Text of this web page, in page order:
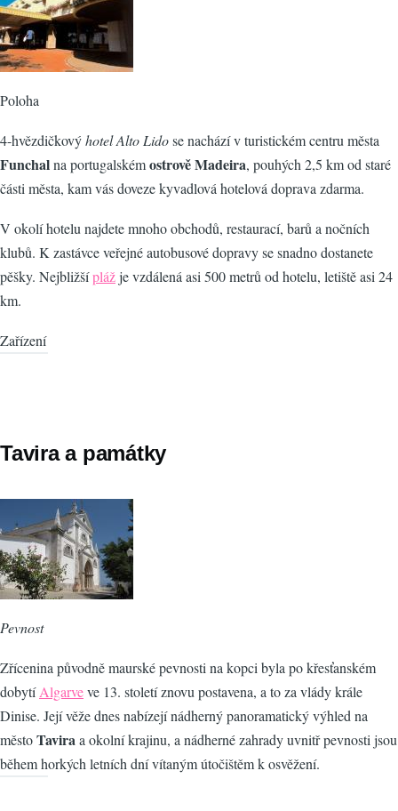
Poloha
4-hvězdičkovýhotel Alto Lidose nachází v turistickém centru města
Funchalna portugalskémostrově Madeira, pouhých 2,5 km od staré
části města, kam vás doveze kyvadlová hotelová doprava zdarma.
V okolí hotelu najdete mnoho obchodů, restaurací, barů a nočních
klubů. K zastávce veřejné autobusové dopravy se snadno dostanete
pěšky. Nejbližšíplážje vzdálená asi 500 metrů od hotelu, letiště asi 24
km.
Zařízení
Tavira a památky
Pevnost
Zřícenina původně maurské pevnosti na kopci byla po křesťanském
dobytíAlgarveve 13. století znovu postavena, a to za vlády krále
Dinise. Její věže dnes nabízejí nádherný panoramatický výhled na
městoTaviraa okolní krajinu, a nádherné zahrady uvnitř pevnosti jsou
během horkých letních dní vítaným útočištěm k osvěžení.